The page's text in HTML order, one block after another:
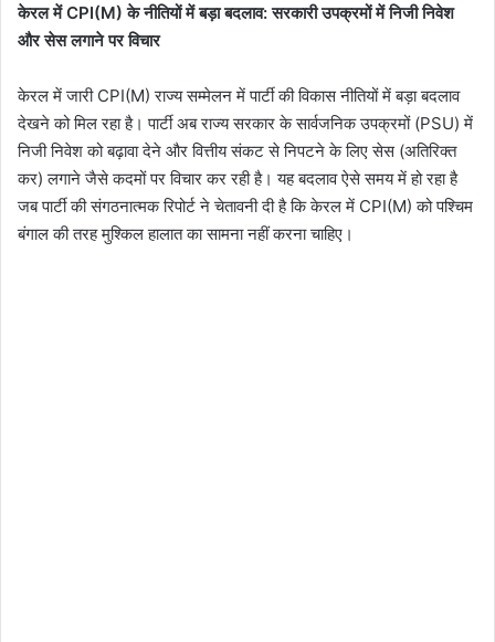
केरल में CPI(M) के नीतियों में बड़ा बदलाव: सरकारी उपक्रमों में निजी निवेश
और सेस लगाने पर विचार
केरल में जारी CPI(M) राज्य सम्मेलन में पार्टी की विकास नीतियों में बड़ा बदलाव
देखने को मिल रहा है। पार्टी अब राज्य सरकार के सार्वजनिक उपक्रमों (PSU) में
निजी निवेश को बढ़ावा देने और वित्तीय संकट से निपटने के लिए सेस (अतिरिक्त
कर) लगाने जैसे कदमों पर विचार कर रही है। यह बदलाव ऐसे समय में हो रहा है
जब पार्टी की संगठनात्मक रिपोर्ट ने चेतावनी दी है कि केरल में CPI(M) को पश्चिम
बंगाल की तरह मुश्किल हालात का सामना नहीं करना चाहिए।